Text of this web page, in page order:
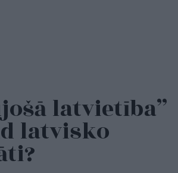
latvietība”
latvisko